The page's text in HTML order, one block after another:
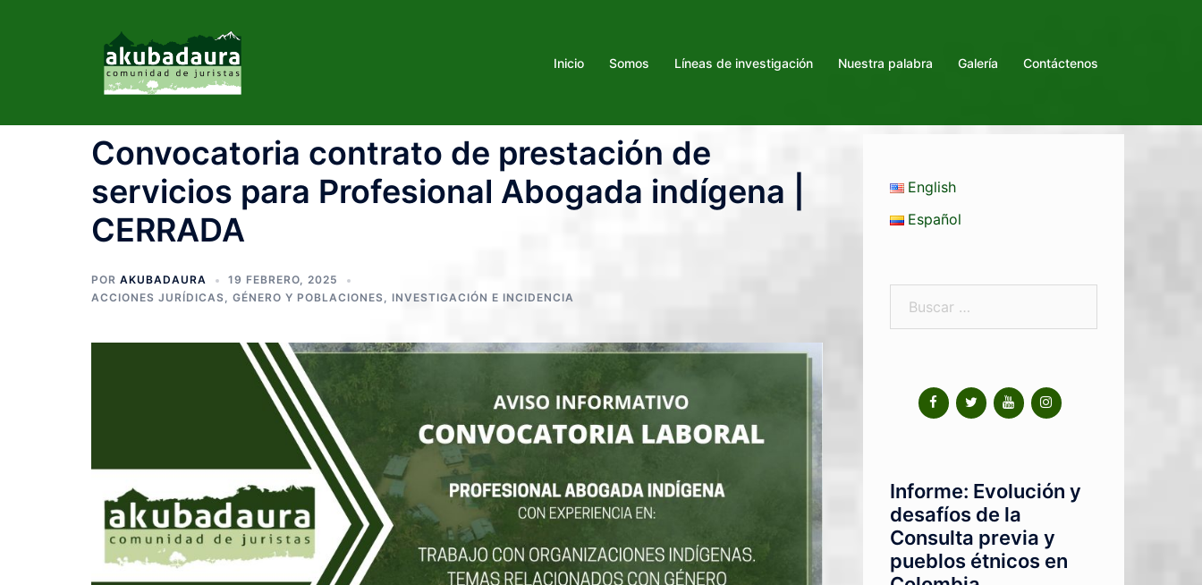
Inicio Somos Líneas de investigación Nuestra palabra Galería Contáctenos
Convocatoria contrato de prestación de
servicios para Profesional Abogada indígena |
CERRADA
POR AKUBADAURA
19 FEBRERO, 2025
ACCIONES JURÍDICAS, GÉNERO Y POBLACIONES, INVESTIGACIÓN E INCIDENCIA
English
Español
Informe: Evolución y
desafíos de la
Consulta previa y
pueblos étnicos en